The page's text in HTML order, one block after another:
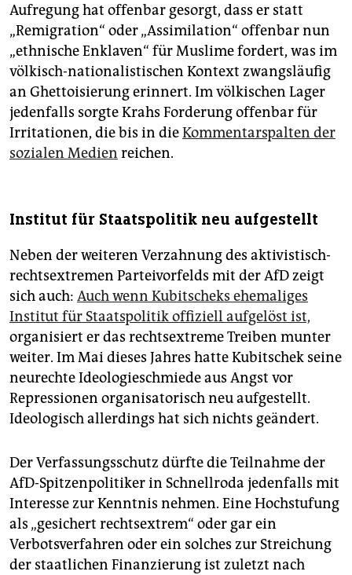
Aufregung hat offenbar gesorgt, dass er statt
„Remigration“ oder „Assimilation“ offenbar nun
„ethnische Enklaven“ für Muslime fordert, was im
völkisch-nationalistischen Kontext zwangsläufig
an Ghettoisierung erinnert. Im völkischen Lager
jedenfalls sorgte Krahs Forderung offenbar für
Irritationen, die bis in dieKommentarspalten der
sozialen Medien reichen.
Institut für Staatspolitik neu aufgestellt
Neben der weiteren Verzahnung des aktivistisch-
rechtsextremen Parteivorfelds mit der AfD zeigt
sich auch: Auch wenn Kubitscheks ehemaliges
Institut für Staatspolitik offiziell aufgelöst ist,
organisiert er das rechtsextreme Treiben munter
weiter. Im Mai dieses Jahres hatte Kubitschek seine
neurechte Ideologieschmiede aus Angst vor
Repressionen organisatorisch neu aufgestellt.
Ideologisch allerdings hat sich nichts geändert.
Der Verfassungsschutz dürfte die Teilnahme der
AfD-Spitzenpolitiker in Schnellroda jedenfalls mit
Interesse zur Kenntnis nehmen. Eine Hochstufung
als „gesichert rechtsextrem“ oder gar ein
Verbotsverfahren oder ein solches zur Streichung
der staatlichen Finanzierung ist zuletzt nach